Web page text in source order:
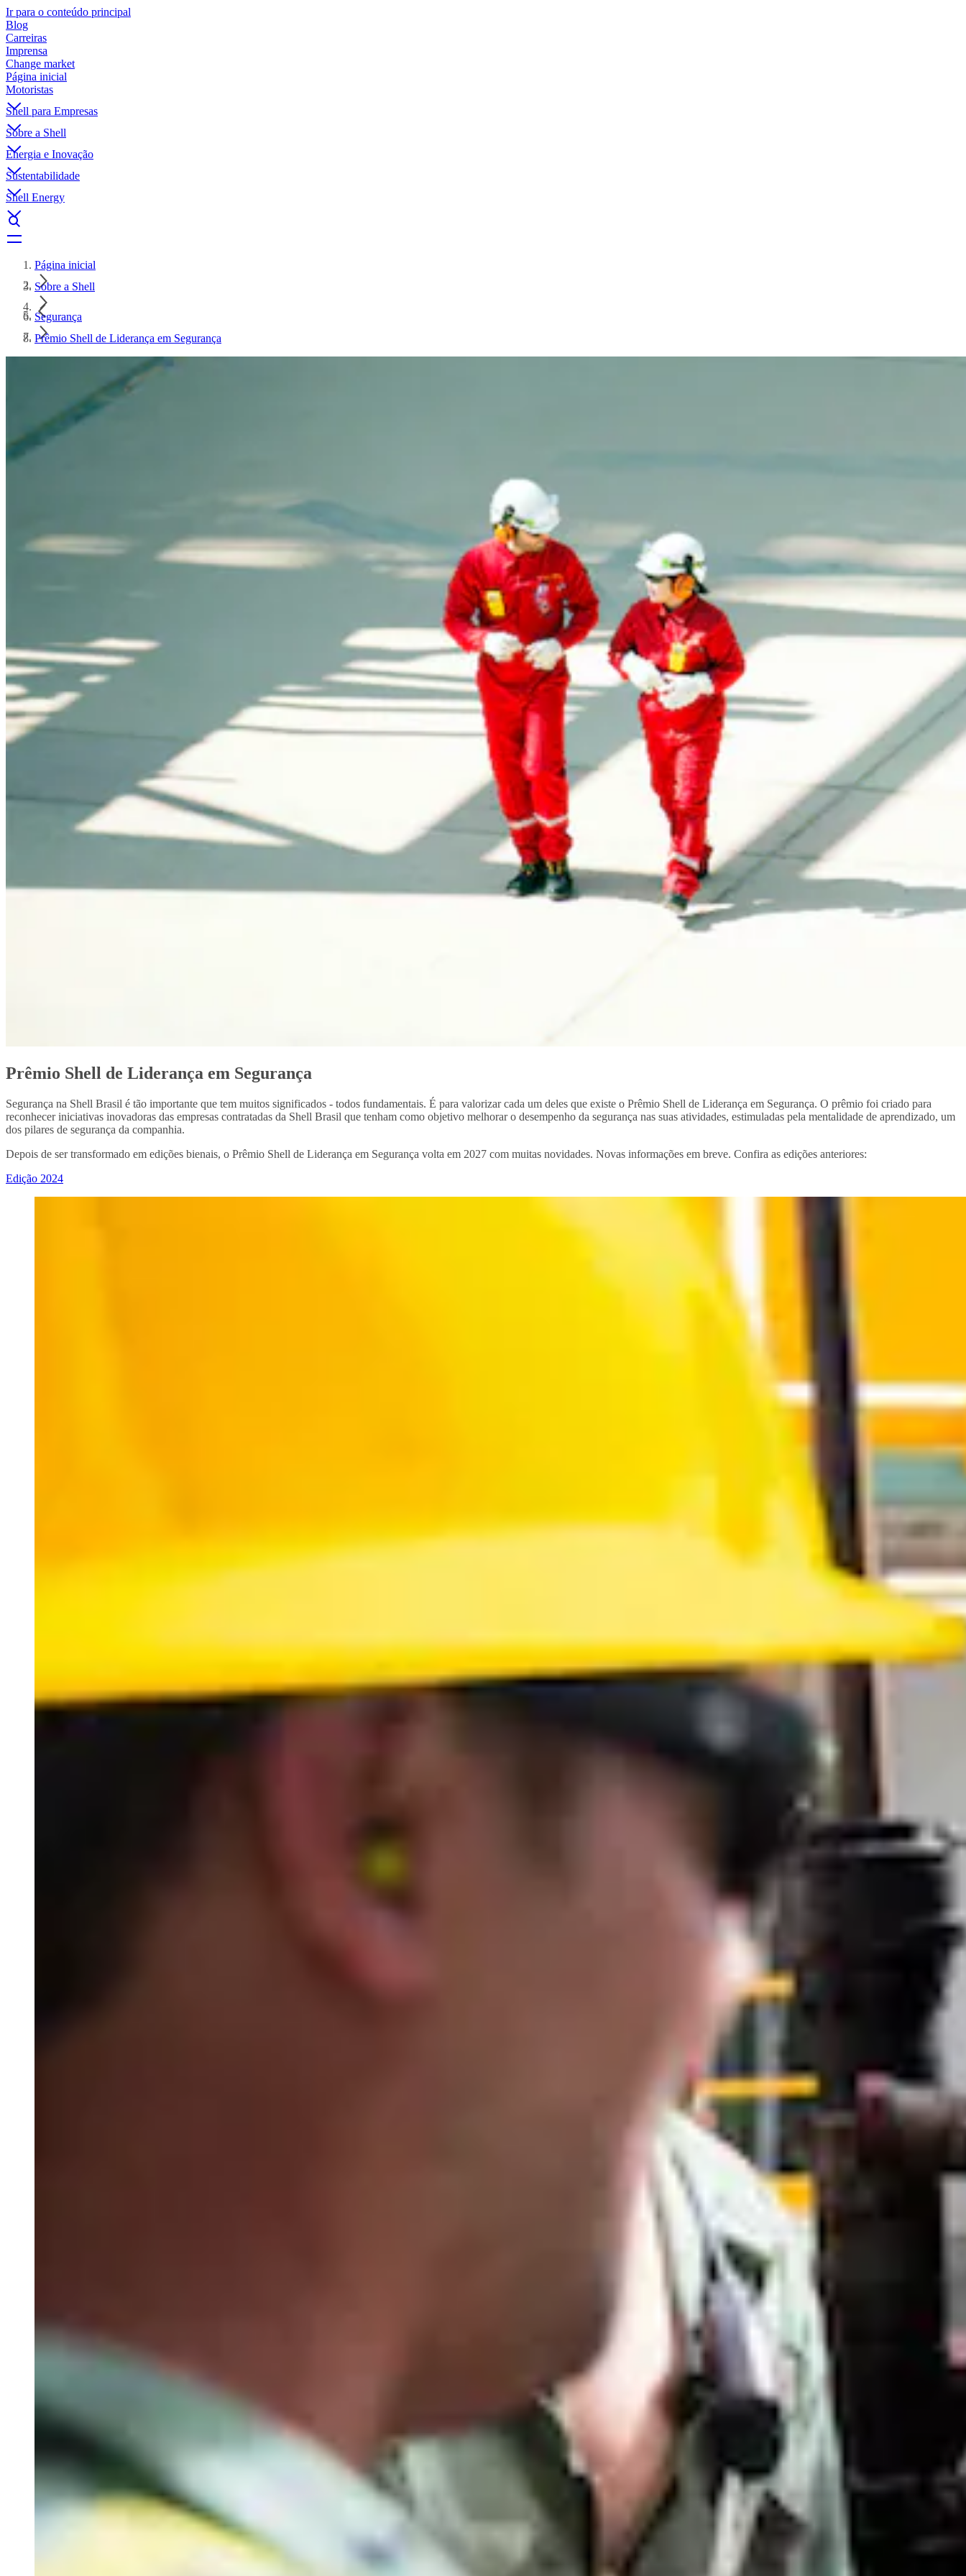
Ir para o conteúdo principal
Blog
Carreiras
Imprensa
Change market
Página inicial
Motoristas
Shell para Empresas
Sobre a Shell
Energia e Inovação
Sustentabilidade
Shell Energy
Página inicial
Sobre a Shell
Segurança
Prêmio Shell de Liderança em Segurança
Prêmio Shell de Liderança em Segurança
Segurança na Shell Brasil é tão importante que tem muitos significados - todos fundamentais. É para valorizar cada um deles que existe o Prêmio Shell de Liderança em Segurança. O prêmio foi criado para
reconhecer iniciativas inovadoras das empresas contratadas da Shell Brasil que tenham como objetivo melhorar o desempenho da segurança nas suas atividades, estimuladas pela mentalidade de aprendizado, um
dos pilares de segurança da companhia.
Depois de ser transformado em edições bienais, o Prêmio Shell de Liderança em Segurança volta em 2027 com muitas novidades. Novas informações em breve. Confira as edições anteriores:
Edição 2024